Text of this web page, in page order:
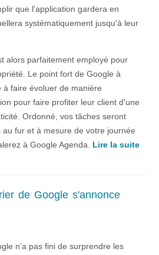
que l'application gardera en
systématiquement jusqu'à leur
alors parfaitement employé pour
Le point fort de Google à
faire évoluer de manière
pour faire profiter leur client d'une
Ordonné, vos tâches seront
fur et à mesure de votre journée
à Google Agenda. Lire la suite
de Google s'annonce
n’a pas fini de surprendre les